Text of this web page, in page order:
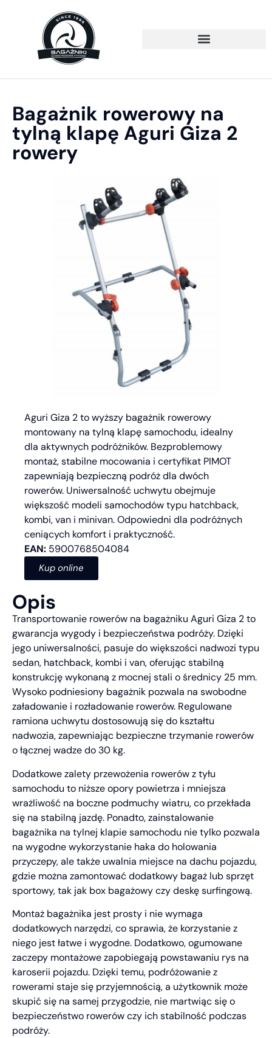
Bagażnik rowerowy na
tylną klapę Aguri Giza 2
rowery
Aguri Giza 2 to wyższy bagażnik rowerowy
montowany na tylną klapę samochodu, idealny
dla aktywnych podróżników. Bezproblemowy
montaż, stabilne mocowania i certyfikat PIMOT
zapewniają bezpieczną podróż dla dwóch
rowerów. Uniwersalność uchwytu obejmuje
większość modeli samochodów typu hatchback,
kombi, van i minivan. Odpowiedni dla podróżnych
ceniących komfort i praktyczność.
EAN: 5900768504084
Kup online
Opis
Transportowanie rowerów na bagażniku Aguri Giza 2 to
gwarancja wygody i bezpieczeństwa podróży. Dzięki
jego uniwersalności, pasuje do większości nadwozi typu
sedan, hatchback, kombi i van, oferując stabilną
konstrukcję wykonaną z mocnej stali o średnicy 25 mm.
Wysoko podniesiony bagażnik pozwala na swobodne
załadowanie i rozładowanie rowerów. Regulowane
ramiona uchwytu dostosowują się do kształtu
nadwozia, zapewniając bezpieczne trzymanie rowerów
o łącznej wadze do 30 kg.
Dodatkowe zalety przewożenia rowerów z tyłu
samochodu to niższe opory powietrza i mniejsza
wrażliwość na boczne podmuchy wiatru, co przekłada
się na stabilną jazdę. Ponadto, zainstalowanie
bagażnika na tylnej klapie samochodu nie tylko pozwala
na wygodne wykorzystanie haka do holowania
przyczepy, ale także uwalnia miejsce na dachu pojazdu,
gdzie można zamontować dodatkowy bagaż lub sprzęt
sportowy, tak jak box bagażowy czy deskę surfingową.
Montaż bagażnika jest prosty i nie wymaga
dodatkowych narzędzi, co sprawia, że korzystanie z
niego jest łatwe i wygodne. Dodatkowo, ogumowane
zaczepy montażowe zapobiegają powstawaniu rys na
karoserii pojazdu. Dzięki temu, podróżowanie z
rowerami staje się przyjemnością, a użytkownik może
skupić się na samej przygodzie, nie martwiąc się o
bezpieczeństwo rowerów czy ich stabilność podczas
podróży.